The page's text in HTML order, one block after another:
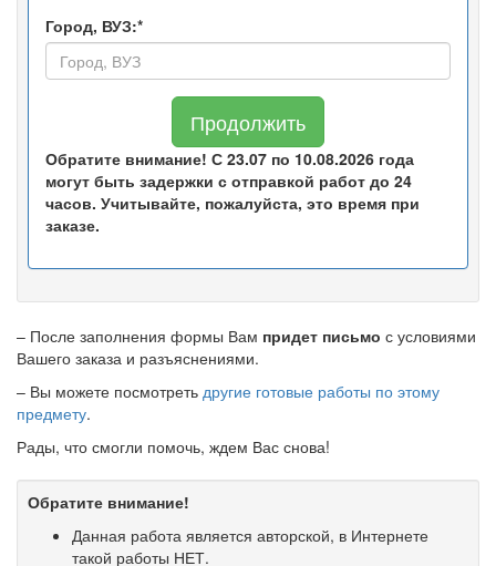
Город, ВУЗ:*
Продолжить
Обратите внимание! С 23.07 по 10.08.2026 года
могут быть задержки с отправкой работ до 24
часов. Учитывайте, пожалуйста, это время при
заказе.
– После заполнения формы Вам придет письмо с условиями
Вашего заказа и разъяснениями.
– Вы можете посмотреть другие готовые работы по этому
предмету.
Рады, что смогли помочь, ждем Вас снова!
Обратите внимание!
Данная работа является авторской, в Интернете
такой работы НЕТ.